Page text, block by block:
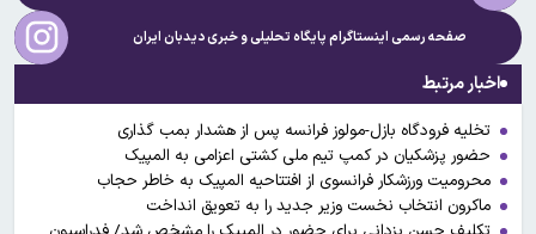
صفحه رسمی اینستاگرام پایگاه تحلیلی و خبریدیدبان ایران
اخبار مرتبط
تخلیه فرودگاه بازل-مولوز فرانسه پس از هشدار بمب گذاری
حضور پزشکیان در کمپ تیم ملی کشتی اعزامی به المپیک
محرومیت ورزشکار فرانسوی از افتتاحیه المپیک به خاطر حجاب
ماکرون انتخاب نخست وزیر جدید را به تعویق انداخت